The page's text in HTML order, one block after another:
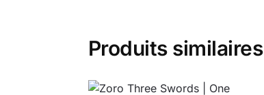
Produits similaires